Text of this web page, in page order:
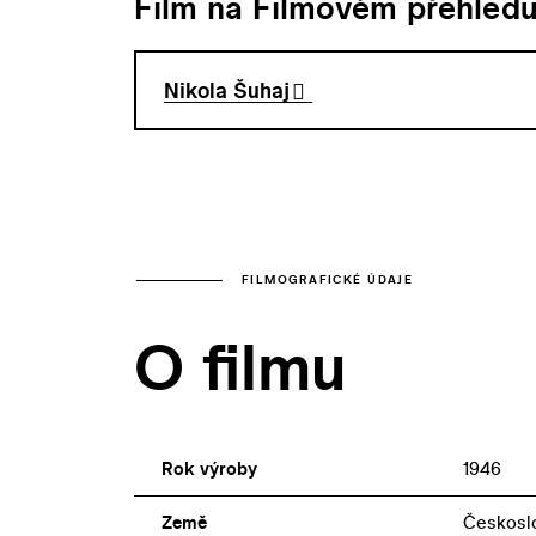
Nikola Šuhaj
FILMOGRAFICKÉ ÚDAJE
O filmu
Rok výroby 1946
Země